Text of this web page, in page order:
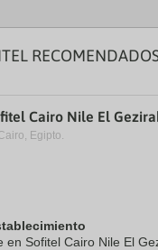
Cairo Nile El
Egipto.
en Sofitel Cairo Nile El